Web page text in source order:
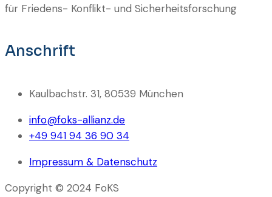
für Friedens- Konflikt- und Sicherheitsforschung
Anschrift
Kaulbachstr. 31, 80539 München
info@foks-allianz.de
+49 941 94 36 90 34
Impressum & Datenschutz
Copyright © 2024 FoKS